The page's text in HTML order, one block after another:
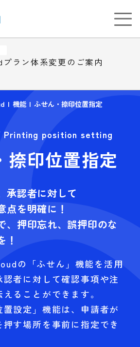
ラン体系変更のご案内
機能 ふせん・捺印位置指定
position setting
捺印位置指定
承認者に対して
点を明確に！
、押印忘れ、誤押印のな
！
の「ふせん」機能を活用
者に対して確認事項や注
ることができます。
置設定」機能は、申請者が
す場所を事前に指定でき